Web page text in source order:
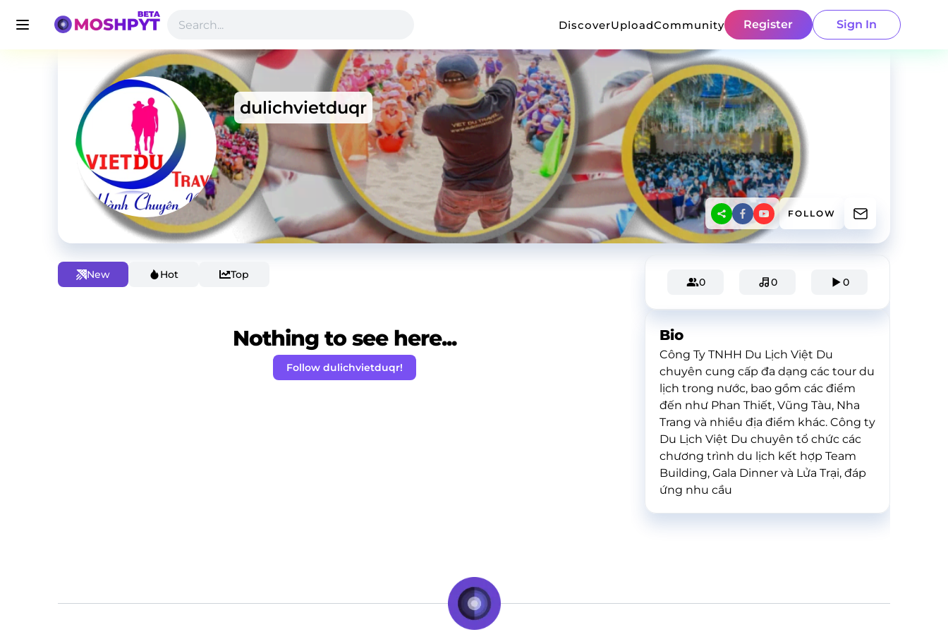
DiscoverUploadCommunity Register Sign In
dulichvietduqr
FOLLOW
New Hot Top
Nothing to see here...
Follow dulichvietduqr!
0 0 0
Bio
Công Ty TNHH Du Lịch Việt Du
chuyên cung cấp đa dạng các tour du
lịch trong nước, bao gồm các điểm
đến như Phan Thiết, Vũng Tàu, Nha
Trang và nhiều địa điểm khác. Công ty
Du Lịch Việt Du chuyên tổ chức các
chương trình du lịch kết hợp Team
Building, Gala Dinner và Lửa Trại, đáp
ứng nhu cầu